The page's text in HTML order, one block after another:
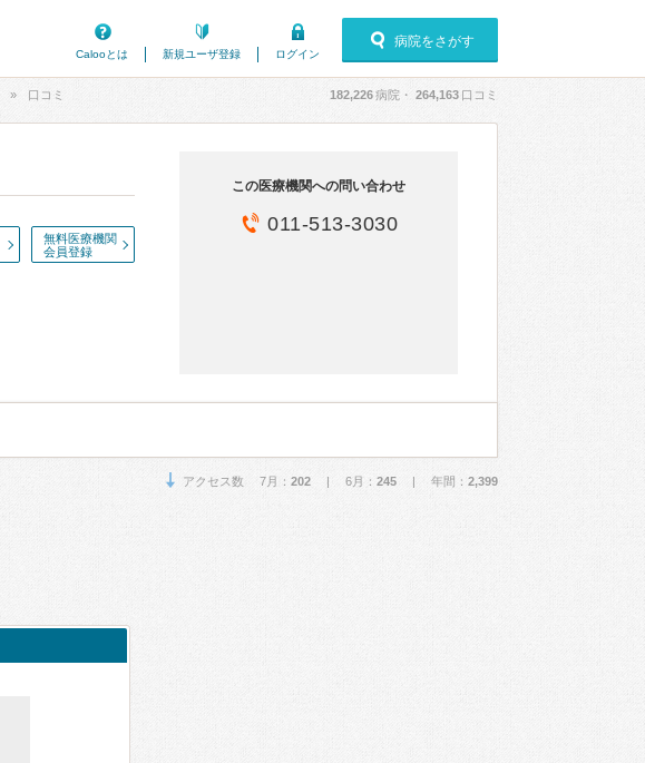
Calooとは
新規ユーザ登録 ログイン
病院をさがす
口コミ 182,226病院・ 264,163 口コミ
無料医療機関
会員登録
この医療機関への問い合わせ
011-513-3030
アクセス数 7月： 202 | 6月： 245 | 年間： 2,399